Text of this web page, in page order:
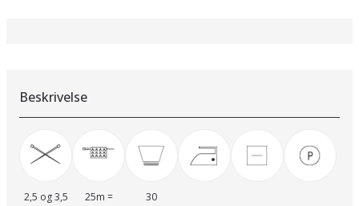
Beskrivelse
2,5 og 3,5
25m =
30